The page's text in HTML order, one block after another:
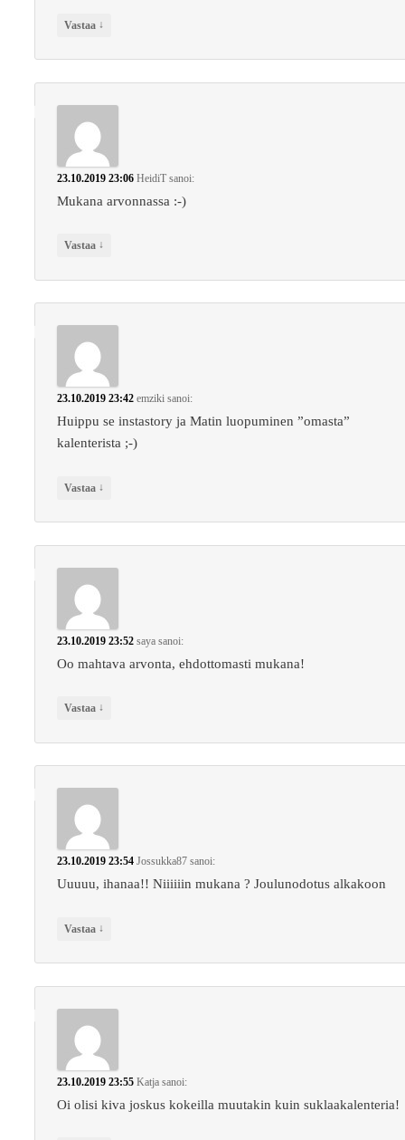
Vastaa ↓
23.10.2019 23:06 HeidiT sanoi:
Mukana arvonnassa :-)
Vastaa ↓
23.10.2019 23:42 emziki sanoi:
Huippu se instastory ja Matin luopuminen ”omasta”
kalenterista ;-)
Vastaa ↓
23.10.2019 23:52 saya sanoi:
Oo mahtava arvonta, ehdottomasti mukana!
Vastaa ↓
23.10.2019 23:54 Jossukka87 sanoi:
Uuuuu, ihanaa!! Niiiiiin mukana ? Joulunodotus alkakoon
Vastaa ↓
23.10.2019 23:55 Katja sanoi:
Oi olisi kiva joskus kokeilla muutakin kuin suklaakalenteria!